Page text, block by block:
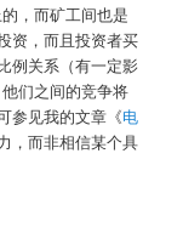
，而矿工间也是
资，而且投资者买
例关系（有一定影
们之间的竞争将
参见我的文章《电
，而非相信某个具